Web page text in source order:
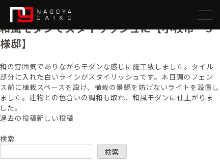
施工事例タグ:
和風モダンでスタイリッシュに【小牧市 S
様邸】
和の雰囲気でありながらモダンな感じに施工致しました。タイル
部分に入れた白いラインがスタイリッシュです。木目調のフェン
ス前に植栽スペースを設け、植栽の景観を妨げないライトを設置し
ました。建物との色合いの調和も取れ、和風モダンに仕上がりま
した。
投
稿
過去の投稿新しい投稿
検索
検索